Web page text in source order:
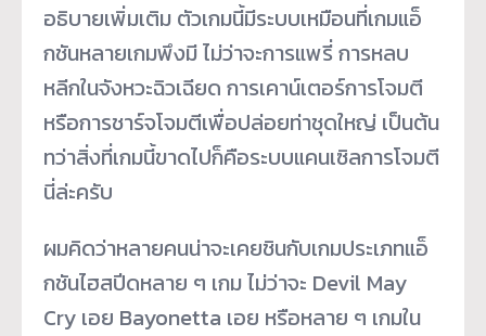
อธิบายเพิ่มเติม ตัวเกมนี้มีระบบเหมือนที่เกมแอ็
กชันหลายเกมพึงมี ไม่ว่าจะการแพรี่ การหลบ
หลีกในจังหวะฉิวเฉียด การเคาน์เตอร์การโจมตี
หรือการชาร์จโจมตีเพื่อปล่อยท่าชุดใหญ่ เป็นต้น
ทว่าสิ่งที่เกมนี้ขาดไปก็คือระบบแคนเซิลการโจมตี
นี่ล่ะครับ
ผมคิดว่าหลายคนน่าจะเคยชินกับเกมประเภทแอ็
กชันไฮสปีดหลาย ๆ เกม ไม่ว่าจะ Devil May
Cry เอย Bayonetta เอย หรือหลาย ๆ เกมใน